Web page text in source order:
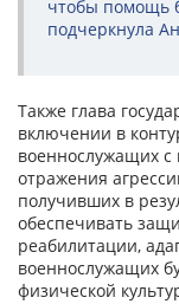
чтобы помощь
подчеркнула
Также глава
включении в
военнослужащих с
отражения
получивших в
обеспечивать
реабилитации,
военнослужащих
физической